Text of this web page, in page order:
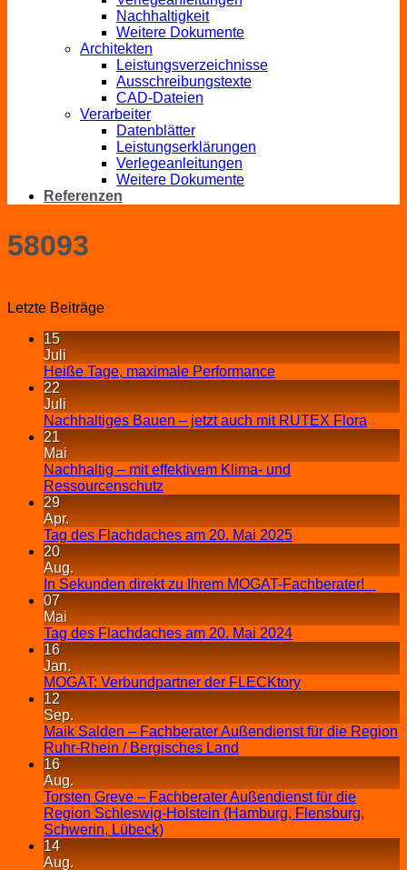
Nachhaltigkeit
Weitere Dokumente
Architekten
Leistungsverzeichnisse
Ausschreibungstexte
CAD-Dateien
Verarbeiter
Datenblätter
Leistungserklärungen
Verlegeanleitungen
Weitere Dokumente
Referenzen
58093
Letzte Beiträge
15
Juli
Heiße Tage, maximale Performance
22
Juli
Nachhaltiges Bauen – jetzt auch mit RUTEX Flora
21
Mai
Nachhaltig – mit effektivem Klima- und
Ressourcenschutz
29
Apr.
Tag des Flachdaches am 20. Mai 2025
20
Aug.
In Sekunden direkt zu Ihrem MOGAT-Fachberater!
07
Mai
Tag des Flachdaches am 20. Mai 2024
16
Jan.
MOGAT: Verbundpartner der FLECKtory
12
Sep.
Maik Salden – Fachberater Außendienst für die Region
Ruhr-Rhein / Bergisches Land
16
Aug.
Torsten Greve – Fachberater Außendienst für die
Region Schleswig-Holstein (Hamburg, Flensburg,
Schwerin, Lübeck)
14
Aug.